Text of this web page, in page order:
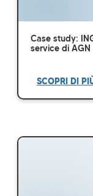
Case study:
service di AGN
SCOPRI DI